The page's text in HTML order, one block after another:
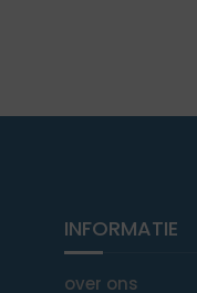
INFORMATIE
over ons